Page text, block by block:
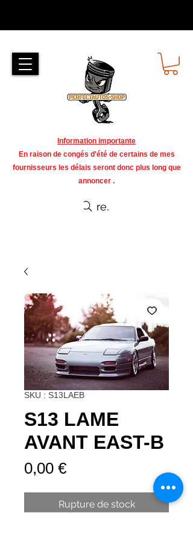
recherche
Information importante
En raison de congés d'été de certains de mes
fournisseurs les délais seront donc plus long que
annoncer .
SKU : S13LAEB
S13 LAME
AVANT EAST-B
0,00 €Prix
Rupture de stock